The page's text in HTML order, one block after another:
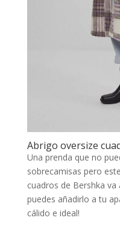
Abrigo oversize
Una prenda que no
sobrecamisas pero
cuadros de Bershka
puedes añadirlo a tu
cálido e ideal!